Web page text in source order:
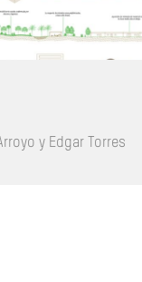
y Edgar Torres